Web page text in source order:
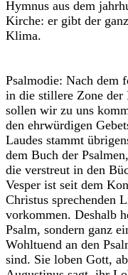
Hymnus aus dem
Kirche: er gibt der
Klima.
Psalmodie: Nach dem
in die stillere Zone
sollen wir zu uns
den ehrwürdigen
Laudes stammt
dem Buch der
die verstreut in den
Vesper ist seit dem
Christus sprechenden
vorkommen. Deshalb
Psalm, sondern ganz
Wohltuend an den
sind. Sie loben Gott,